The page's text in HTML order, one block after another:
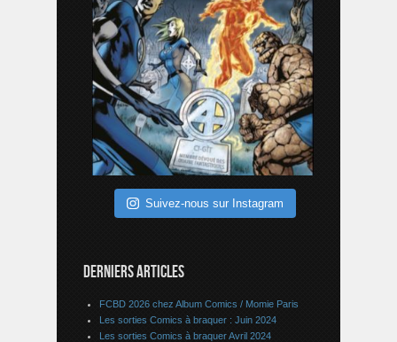
Suivez-nous sur Instagram
DERNIERS ARTICLES
FCBD 2026 chez Album Comics / Momie Paris
Les sorties Comics à braquer : Juin 2024
Les sorties Comics à braquer Avril 2024